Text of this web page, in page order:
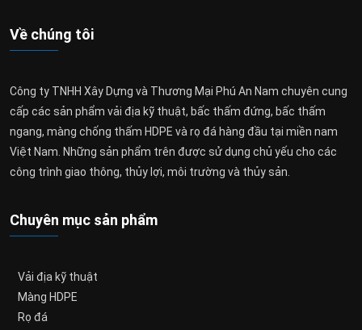
Về chúng tôi
Công ty TNHH Xây Dựng và Thương Mại Phú An Nam chuyên cung
cấp các sản phẩm vải địa kỹ thuật, bấc thấm đứng, bấc thấm
ngang, màng chống thấm HDPE và rọ đá hàng đầu tại miền nam
Việt Nam. Những sản phẩm trên được sử dụng chủ yếu cho các
công trình giao thông, thủy lợi, môi trường và thủy sản.
Chuyên mục sản phẩm
Vải địa kỹ thuật
Màng HDPE
Rọ đá